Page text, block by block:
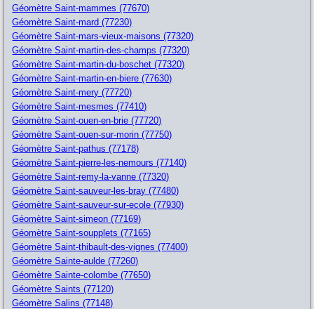
Géomètre Saint-mammes (77670)
Géomètre Saint-mard (77230)
Géomètre Saint-mars-vieux-maisons (77320)
Géomètre Saint-martin-des-champs (77320)
Géomètre Saint-martin-du-boschet (77320)
Géomètre Saint-martin-en-biere (77630)
Géomètre Saint-mery (77720)
Géomètre Saint-mesmes (77410)
Géomètre Saint-ouen-en-brie (77720)
Géomètre Saint-ouen-sur-morin (77750)
Géomètre Saint-pathus (77178)
Géomètre Saint-pierre-les-nemours (77140)
Géomètre Saint-remy-la-vanne (77320)
Géomètre Saint-sauveur-les-bray (77480)
Géomètre Saint-sauveur-sur-ecole (77930)
Géomètre Saint-simeon (77169)
Géomètre Saint-soupplets (77165)
Géomètre Saint-thibault-des-vignes (77400)
Géomètre Sainte-aulde (77260)
Géomètre Sainte-colombe (77650)
Géomètre Saints (77120)
Géomètre Salins (77148)